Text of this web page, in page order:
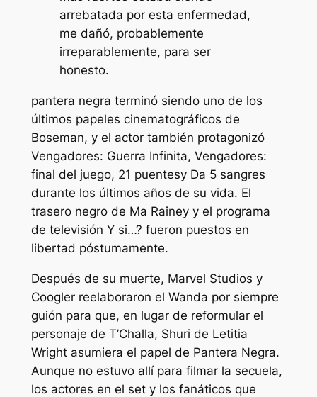
arrebatada por esta enfermedad,
me dañó, probablemente
irreparablemente, para ser
honesto.
pantera negra terminó siendo uno de los
últimos papeles cinematográficos de
Boseman, y el actor también protagonizó
Vengadores: Guerra Infinita, Vengadores:
final del juego, 21 puentesy Da 5 sangres
durante los últimos años de su vida. El
trasero negro de Ma Raineyy el programa
de televisión Y si…? fueron puestos en
libertad póstumamente.
Después de su muerte, Marvel Studios y
Coogler reelaboraron el Wanda por siempre
guión para que, en lugar de reformular el
personaje de T’Challa, Shuri de Letitia
Wright asumiera el papel de Pantera Negra.
Aunque no estuvo allí para filmar la secuela,
los actores en el set y los fanáticos que